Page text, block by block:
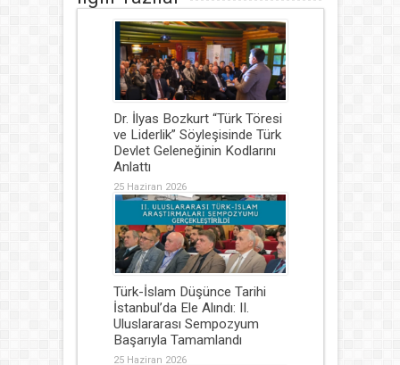
Dr. İlyas Bozkurt “Türk Töresi
ve Liderlik” Söyleşisinde Türk
Devlet Geleneğinin Kodlarını
Anlattı
25 Haziran 2026
Türk-İslam Düşünce Tarihi
İstanbul’da Ele Alındı: II.
Uluslararası Sempozyum
Başarıyla Tamamlandı
25 Haziran 2026